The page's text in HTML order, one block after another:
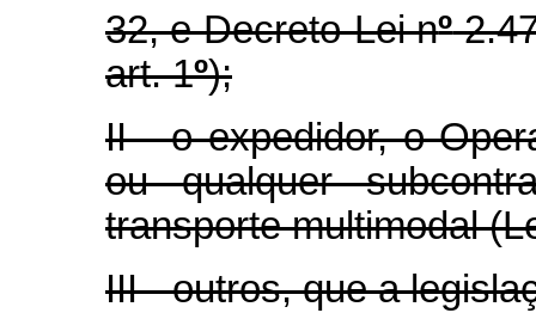
32, e Decreto-Lei nº
art. 1º);
II - o expedidor, o
ou qualquer
transporte multimodal
III - outros, que a